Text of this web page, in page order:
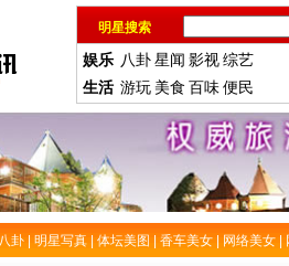
明星搜索
娱乐 八卦星闻 影视综艺
生活 游玩 美食 百味便民
卦 明星写真 体坛美图 香车美女 网络美女